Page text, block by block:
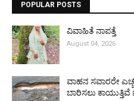
POPULAR POSTS
ವಿವಾಹಿತೆ ನಾಪತ್ತೆ
August 04, 2026
ವಾಹನ ಸವಾರರೇ
ಬಾರಿಸಲು ಕಾಯುತ್ತಿವೆ